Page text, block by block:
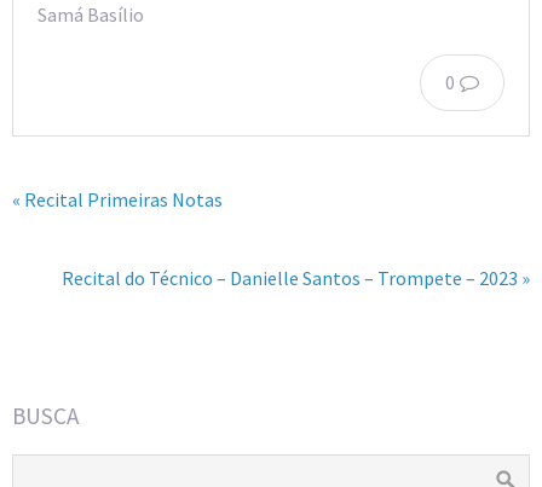
Samá Basílio
0
« Recital Primeiras Notas
Recital do Técnico – Danielle Santos – Trompete – 2023 »
BUSCA